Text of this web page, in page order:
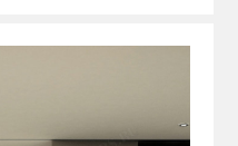
дверное